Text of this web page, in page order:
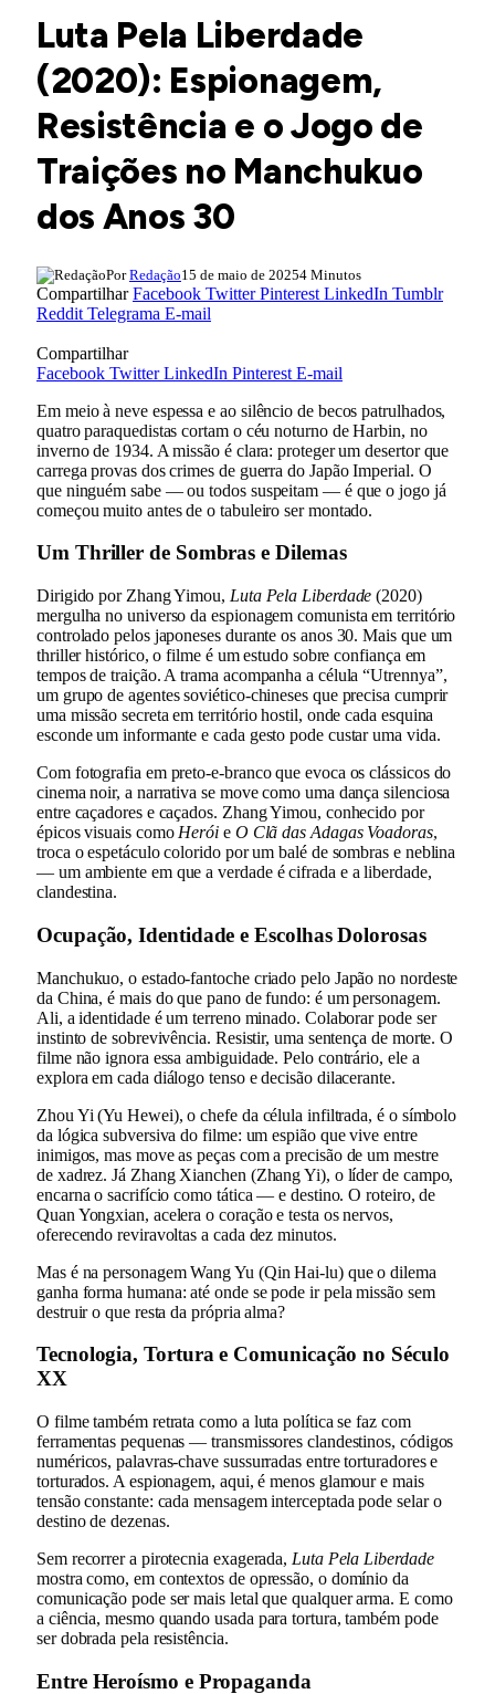
Luta Pela Liberdade
(2020): Espionagem,
Resistência e o Jogo de
Traições no Manchukuo
dos Anos 30
Por Redação15 de maio de 20254 Minutos
CompartilharFacebook Twitter Pinterest LinkedIn Tumblr
Reddit Telegrama E-mail
Compartilhar
Facebook Twitter LinkedIn Pinterest E-mail
Em meio à neve espessa e ao silêncio de becos patrulhados,
quatro paraquedistas cortam o céu noturno de Harbin, no
inverno de 1934. A missão é clara: proteger um desertor que
carrega provas dos crimes de guerra do Japão Imperial. O
que ninguém sabe — ou todos suspeitam — é que o jogo já
começou muito antes de o tabuleiro ser montado.
Um Thriller de Sombras e Dilemas
Dirigido por Zhang Yimou, Luta Pela Liberdade (2020)
mergulha no universo da espionagem comunista em território
controlado pelos japoneses durante os anos 30. Mais que um
thriller histórico, o filme é um estudo sobre confiança em
tempos de traição. A trama acompanha a célula “Utrennya”,
um grupo de agentes soviético-chineses que precisa cumprir
uma missão secreta em território hostil, onde cada esquina
esconde um informante e cada gesto pode custar uma vida.
Com fotografia em preto-e-branco que evoca os clássicos do
cinema noir, a narrativa se move como uma dança silenciosa
entre caçadores e caçados. Zhang Yimou, conhecido por
épicos visuais como Herói e O Clã das Adagas Voadoras,
troca o espetáculo colorido por um balé de sombras e neblina
— um ambiente em que a verdade é cifrada e a liberdade,
clandestina.
Ocupação, Identidade e Escolhas Dolorosas
Manchukuo, o estado-fantoche criado pelo Japão no nordeste
da China, é mais do que pano de fundo: é um personagem.
Ali, a identidade é um terreno minado. Colaborar pode ser
instinto de sobrevivência. Resistir, uma sentença de morte. O
filme não ignora essa ambiguidade. Pelo contrário, ele a
explora em cada diálogo tenso e decisão dilacerante.
Zhou Yi (Yu Hewei), o chefe da célula infiltrada, é o símbolo
da lógica subversiva do filme: um espião que vive entre
inimigos, mas move as peças com a precisão de um mestre
de xadrez. Já Zhang Xianchen (Zhang Yi), o líder de campo,
encarna o sacrifício como tática — e destino. O roteiro, de
Quan Yongxian, acelera o coração e testa os nervos,
oferecendo reviravoltas a cada dez minutos.
Mas é na personagem Wang Yu (Qin Hai-lu) que o dilema
ganha forma humana: até onde se pode ir pela missão sem
destruir o que resta da própria alma?
Tecnologia, Tortura e Comunicação no Século
XX
O filme também retrata como a luta política se faz com
ferramentas pequenas — transmissores clandestinos, códigos
numéricos, palavras-chave sussurradas entre torturadores e
torturados. A espionagem, aqui, é menos glamour e mais
tensão constante: cada mensagem interceptada pode selar o
destino de dezenas.
Sem recorrer a pirotecnia exagerada, Luta Pela Liberdade
mostra como, em contextos de opressão, o domínio da
comunicação pode ser mais letal que qualquer arma. E como
a ciência, mesmo quando usada para tortura, também pode
ser dobrada pela resistência.
Entre Heroísmo e Propaganda